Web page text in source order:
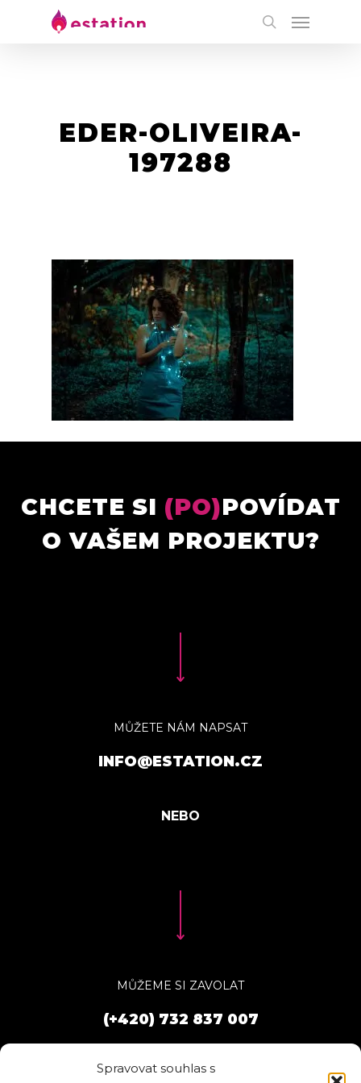
Spravovat souhlas s
EDER-OLIVEIRA-
197288
CHCETE SI (PO)POVÍDAT
O VAŠEM PROJEKTU?
MŮŽETE NÁM NAPSAT
INFO@ESTATION.CZ
MŮŽEME SI ZAVOLAT
(+420) 732 837 007